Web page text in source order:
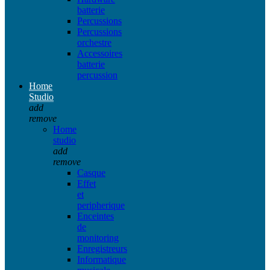
batterie
Percussions
Percussions
orchestre
Accessoires
batterie
percussion
Home
Studio
add
remove
Home
studio
add
remove
Casque
Effet
et
peripherique
Enceintes
de
monitoring
Enregistreurs
Informatique